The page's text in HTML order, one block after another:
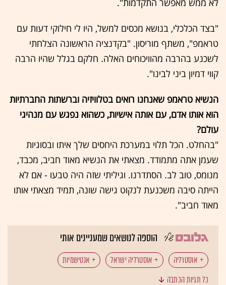
לא ממש מאפשר התקדמות".
"בצד הכלכלי, בנושא מכסים למשל, היו לי חילוקי דעות עם
טראמפ", משתף מוריסון. "בקדנציה הראשונה הצלחתי
לשכנע בהרבה מהוויכוחים האלה. חלקם בגלל שהיו הרבה
קווי דמיון ביני לבינו".
הנשיא טראמפ שאנחנו רואים בטלוויזיה וברשתות החברתיות
הוא אותו אדם, עם אותה אישיות, כשהוא נפגש עם מנהיגי
עולם?
"בהחלט. הכל תלוי במערכת היחסים שלך איתו ובסוגיות
שעמן אתה מתמודד. מצאתי את הנשיא מאוד חביב, מכבד,
מנומס, טוב לב. הסתדרנו. וגיליתי שזה היה טבעו - אם לא
הייתה סיבה משכנעת לנקוט גישה שונה, תמיד מצאתי אותו
מאוד חביב".
הוספה לנושאים שמעניינים אותי
אוסטרליה אוסטרליה ישראל אנטישמיות
כל תגיות הכתבה